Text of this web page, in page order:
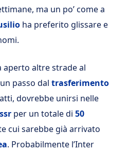
ma un po’ come a
ha preferito glissare e
aperto altre strade al
passo dal trasferimento
dovrebbe unirsi nelle
per un totale di 50
cui sarebbe già arrivato
. Probabilmente l’Inter